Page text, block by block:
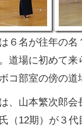
６名が往年の名
道場に初めて
コ部室の傍の
、山本繁次郎会
（12期）が３